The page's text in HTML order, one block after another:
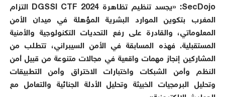
SecDojo: «يجسد تنظيم تظاهرة DGSSI CTF 2024 التزام
المغرب بتكوين الموارد البشرية المؤهلة في ميدان الأمن
المعلوماتي، والقادرة على رفع التحديات التكنولوجية والأمنية
المستقبلية. فهذه المسابقة في الأمن السيبراني، تتطلب من
المشاركين إنجاز مهمات واقعية في مجالات متنوعة من قبيل أمن
النظم وأمن الشبكات واختبارات الاختراق وأمن التطبيقات
وتحليل البرمجيات الخبيثة وتحليل الأدلة الجنائية والتعامل مع